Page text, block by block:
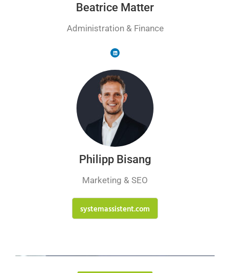
Beatrice Matter
Administration & Finance
Philipp Bisang
Marketing & SEO
systemassistent.com